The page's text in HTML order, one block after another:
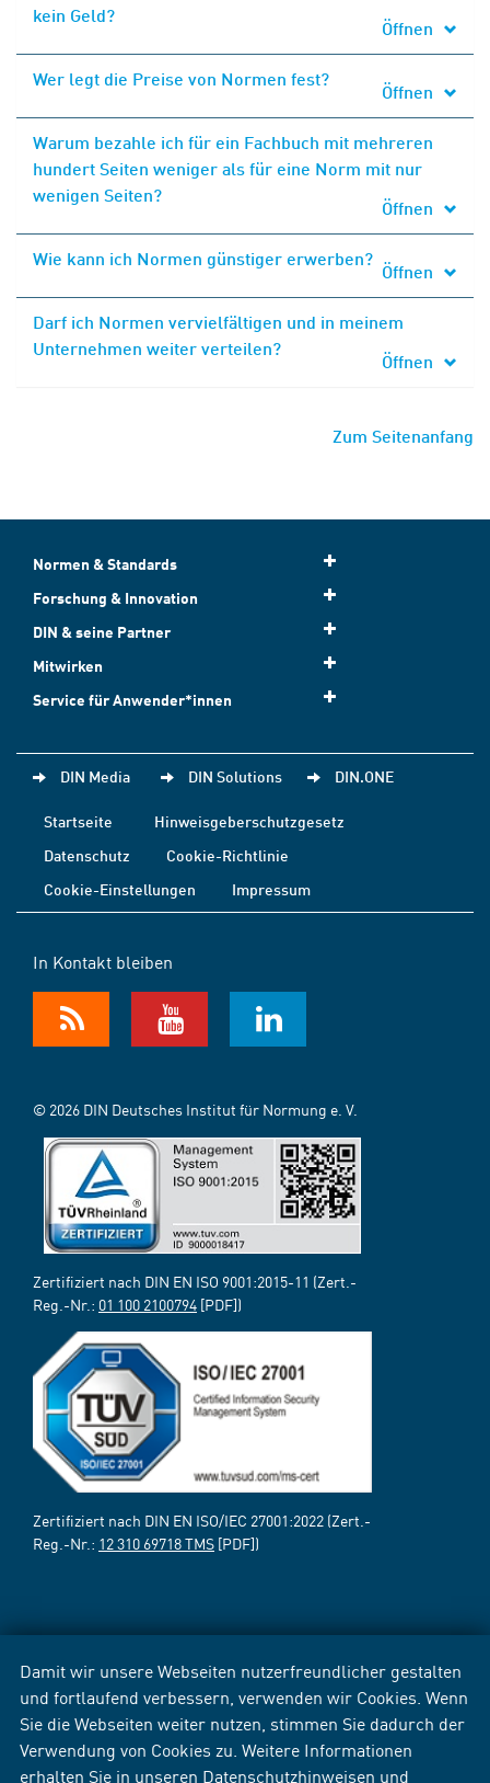
Damit wir unsere Webseiten nutzerfreundlicher gestalten
und fortlaufend verbessern, verwenden wir Cookies. Wenn
Sie die Webseiten weiter nutzen, stimmen Sie dadurch der
Verwendung von Cookies zu. Weitere Informationen
erhalten Sie in unseren Datenschutzhinweisen und
kein Geld?
Öffnen
Wer legt die Preise von Normen fest?
Öffnen
Warum bezahle ich für ein Fachbuch mit mehreren
hundert Seiten weniger als für eine Norm mit nur
wenigen Seiten?
Öffnen
Wie kann ich Normen günstiger erwerben?
Öffnen
Darf ich Normen vervielfältigen und in meinem
Unternehmen weiter verteilen?
Öffnen
Zum Seitenanfang
Normen & Standards
Forschung & Innovation
DIN & seine Partner
Mitwirken
Service für Anwender*innen
DIN Media DIN Solutions DIN.ONE
Startseite
Hinweisgeberschutzgesetz
Datenschutz
Cookie-Richtlinie
Cookie-Einstellungen
Impressum
In Kontakt bleiben
© 2026 DIN Deutsches Institut für Normung e. V.
Zertifiziert nach DIN EN ISO 9001:2015-11 (Zert.-
Reg.-Nr.: 01 100 2100794 [PDF])
Zertifiziert nach DIN EN ISO/IEC 27001:2022 (Zert.-
Reg.-Nr.: 12 310 69718 TMS [PDF])